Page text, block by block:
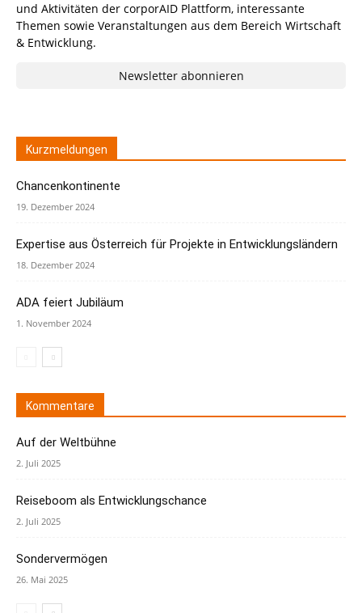
und Aktivitäten der corporAID Plattform, interessante
Themen sowie Veranstaltungen aus dem Bereich Wirtschaft
& Entwicklung.
Newsletter abonnieren
Kurzmeldungen
Chancenkontinente
19. Dezember 2024
Expertise aus Österreich für Projekte in Entwicklungsländern
18. Dezember 2024
ADA feiert Jubiläum
1. November 2024
Kommentare
Auf der Weltbühne
2. Juli 2025
Reiseboom als Entwicklungschance
2. Juli 2025
Sondervermögen
26. Mai 2025